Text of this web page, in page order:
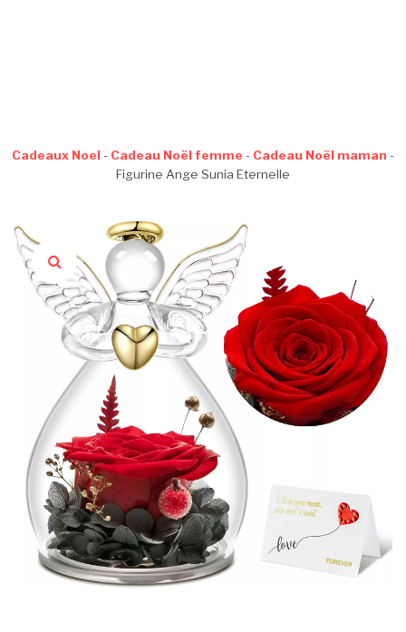
Cadeaux Noel - Cadeau Noël femme - Cadeau Noël maman -
Figurine Ange Sunia Eternelle